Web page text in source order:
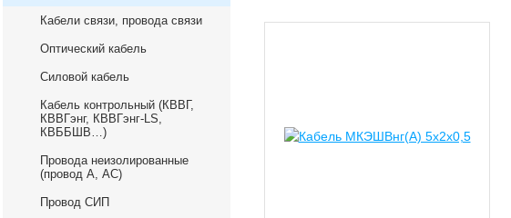
Кабели связи, провода связи
Оптический кабель
Силовой кабель
Кабель контрольный (КВВГ,
КВВГэнг, КВВГэнг-LS,
КВББШВ…)
Провода неизолированные
(провод А, АС)
Провод СИП